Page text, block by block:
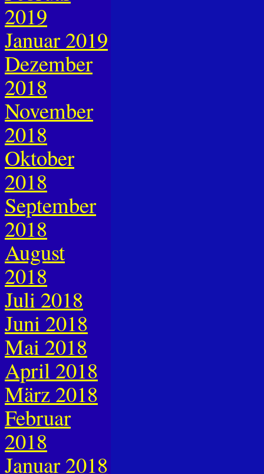
2019
Januar 2019
Dezember
2018
November
2018
Oktober
2018
September
2018
August
2018
Juli 2018
Juni 2018
Mai 2018
April 2018
März 2018
Februar
2018
Januar 2018